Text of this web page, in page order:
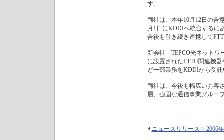
す。
両社は、本年10月12日の合
月1日にKDDIへ統合するに
合後も引き続き連携して
新会社「TEPCO光ネット
に設置されたFTTH関連機
ど一部業務をKDDIから受
両社は、今後も幅広いお客
層、強固な通信事業グルー
ニュースリリース > 2006年